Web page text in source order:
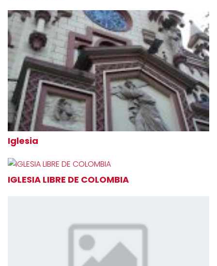
Iglesia
IGLESIA LIBRE DE COLOMBIA